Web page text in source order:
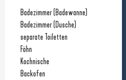
Badezimmer (Badewanne)
Badezimmer (Dusche)
separate Toiletten
Föhn
Kochnische
Backofen